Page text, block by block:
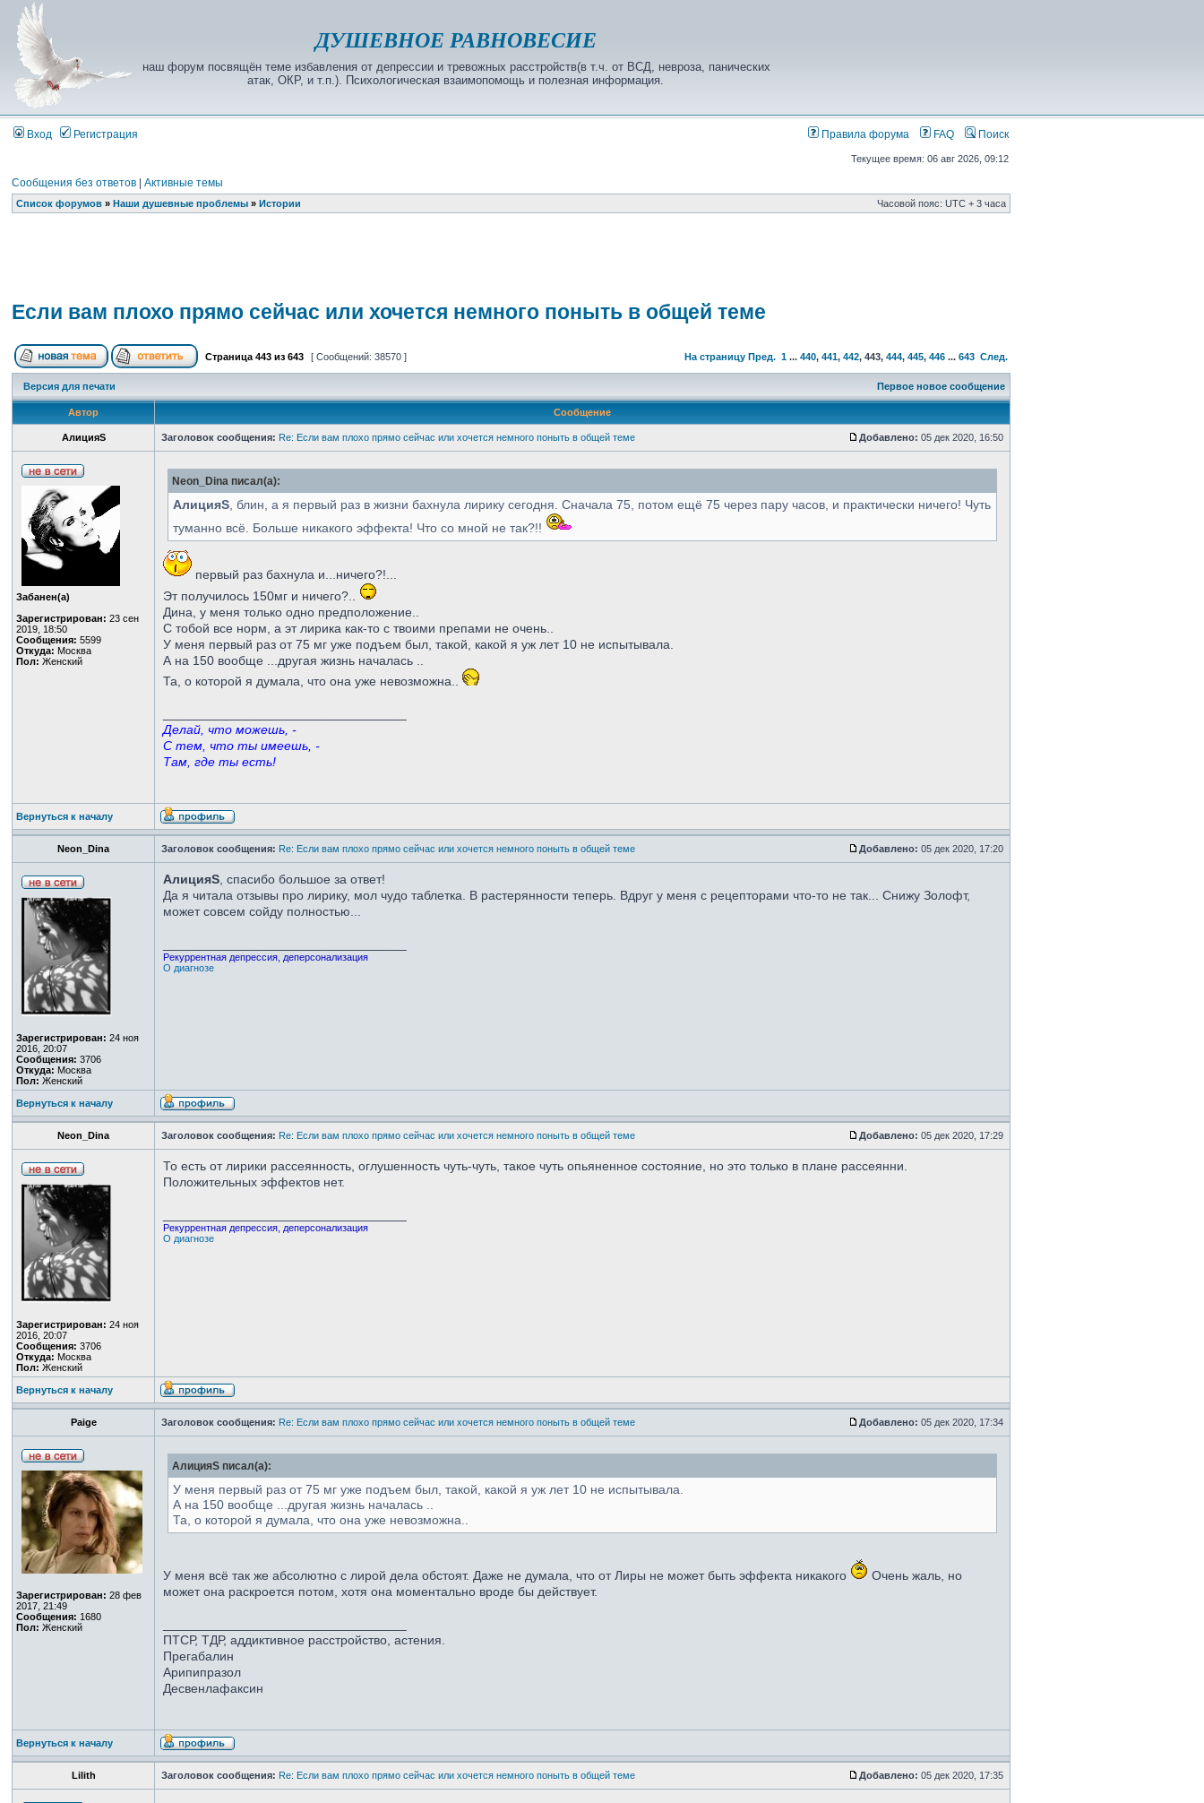
ДУШЕВНОЕ РАВНОВЕСИЕ
наш форум посвящён теме избавления от депрессии и тревожных расстройств(в т.ч. от ВСД, невроза, панических
атак, ОКР, и т.п.). Психологическая взаимопомощь и полезная информация.
Вход Регистрация Правила форума FAQ Поиск
Текущее время: 06 авг 2026, 09:12
Сообщения без ответов |Активные темы
Список форумов »Наши душевные проблемы »Истории Часовой пояс: UTC + 3 часа
Если вам плохо прямо сейчас или хочется немного поныть в общей теме
Страница443 из643 [ Сообщений: 38570 ] На страницу Пред. 1 ...440,441,442,443,444,445,446 ...643 След.
Версия для печати Первое новое сообщение
Автор Сообщение
АлицияS Заголовок сообщения: Re: Если вам плохо прямо сейчас или хочется немного поныть в общей теме Добавлено: 05 дек 2020, 16:50
Забанен(а)
Зарегистрирован: 23 сен
2019, 18:50
Сообщения: 5599
Откуда: Москва
Пол: Женский
Neon_Dina писал(а):
АлицияS , блин, а я первый раз в жизни бахнула лирику сегодня. Сначала 75, потом ещё 75 через пару часов, и практически ничего! Чуть
туманно всё. Больше никакого эффекта! Что со мной не так?!!
первый раз бахнула и...ничего?!...
Эт получилось 150мг и ничего?..
Дина, у меня только одно предположение..
С тобой все норм, а эт лирика как-то с твоими препами не очень..
У меня первый раз от 75 мг уже подъем был, такой, какой я уж лет 10 не испытывала.
А на 150 вообще ...другая жизнь началась ..
Та, о которой я думала, что она уже невозможна..
Делай, что можешь, -
С тем, что ты имеешь, -
Там, где ты есть!
Вернуться к началу
Neon_Dina Заголовок сообщения: Re: Если вам плохо прямо сейчас или хочется немного поныть в общей теме Добавлено: 05 дек 2020, 17:20
Зарегистрирован: 24 ноя
2016, 20:07
Сообщения: 3706
Откуда: Москва
Пол: Женский
АлицияS , спасибо большое за ответ!
Да я читала отзывы про лирику, мол чудо таблетка. В растерянности теперь. Вдруг у меня с рецепторами что-то не так... Снижу Золофт,
может совсем сойду полностью...
Рекуррентная депрессия, деперсонализация
О диагнозе
Вернуться к началу
Neon_Dina Заголовок сообщения: Re: Если вам плохо прямо сейчас или хочется немного поныть в общей теме Добавлено: 05 дек 2020, 17:29
Зарегистрирован: 24 ноя
2016, 20:07
Сообщения: 3706
Откуда: Москва
Пол: Женский
То есть от лирики рассеянность, оглушенность чуть-чуть, такое чуть опьяненное состояние, но это только в плане рассеянни.
Положительных эффектов нет.
Рекуррентная депрессия, деперсонализация
О диагнозе
Вернуться к началу
Paige Заголовок сообщения: Re: Если вам плохо прямо сейчас или хочется немного поныть в общей теме Добавлено: 05 дек 2020, 17:34
Зарегистрирован: 28 фев
2017, 21:49
Сообщения: 1680
Пол: Женский
АлицияS писал(а):
У меня первый раз от 75 мг уже подъем был, такой, какой я уж лет 10 не испытывала.
А на 150 вообще ...другая жизнь началась ..
Та, о которой я думала, что она уже невозможна..
У меня всё так же абсолютно с лирой дела обстоят. Даже не думала, что от Лиры не может быть эффекта никакого
Очень жаль, но
может она раскроется потом, хотя она моментально вроде бы действует.
ПТСР, ТДР, аддиктивное расстройство, астения.
Прегабалин
Арипипразол
Десвенлафаксин
Вернуться к началу
Lilith Заголовок сообщения: Re: Если вам плохо прямо сейчас или хочется немного поныть в общей теме Добавлено: 05 дек 2020, 17:35